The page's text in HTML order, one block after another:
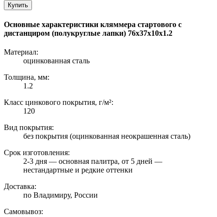
Купить
Основные характеристики кляммера стартового с
дистанциром (полукруглые лапки) 76х37х10х1.2
Материал:
оцинкованная сталь
Толщина, мм:
1.2
Класс цинкового покрытия, г/м²:
120
Вид покрытия:
без покрытия (оцинкованная неокрашенная сталь)
Срок изготовления:
2-3 дня — основная палитра, от 5 дней —
нестандартные и редкие оттенки
Доставка:
по Владимиру, России
Самовывоз: